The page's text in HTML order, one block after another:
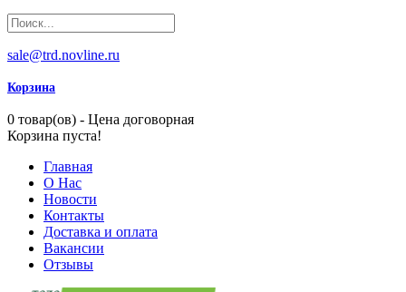
sale@trd.novline.ru
Корзина
0 товар(ов) - Цена договорная
Корзина пуста!
Главная
О Нас
Новости
Контакты
Доставка и оплата
Вакансии
Отзывы